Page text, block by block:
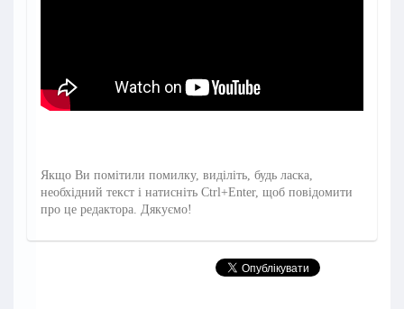
Якщо Ви помітили помилку, виділіть, будь ласка,
необхідний текст і натисніть Ctrl+Enter, щоб повідомити
про це редактора. Дякуємо!